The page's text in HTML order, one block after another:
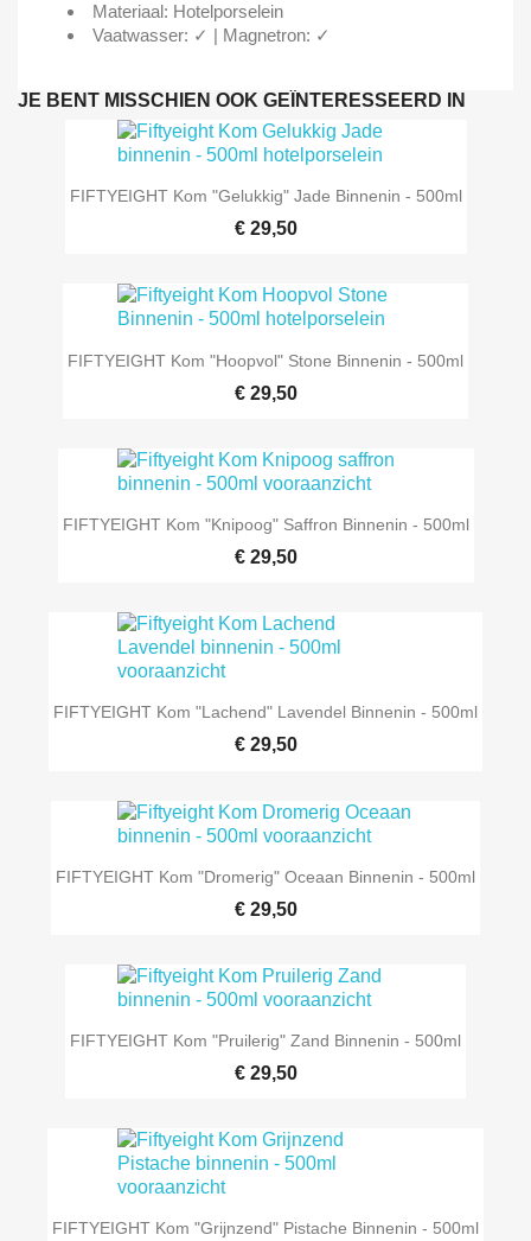
Materiaal: Hotelporselein
Vaatwasser: ✓ | Magnetron: ✓
JE BENT MISSCHIEN OOK GEÏNTERESSEERD IN
FIFTYEIGHT Kom "Gelukkig" Jade Binnenin - 500ml
€ 29,50
FIFTYEIGHT Kom "Hoopvol" Stone Binnenin - 500ml
€ 29,50
FIFTYEIGHT Kom "Knipoog" Saffron Binnenin - 500ml
€ 29,50
FIFTYEIGHT Kom "Lachend" Lavendel Binnenin - 500ml
€ 29,50
FIFTYEIGHT Kom "Dromerig" Oceaan Binnenin - 500ml
€ 29,50
FIFTYEIGHT Kom "Pruilerig" Zand Binnenin - 500ml
€ 29,50
FIFTYEIGHT Kom "Grijnzend" Pistache Binnenin - 500ml